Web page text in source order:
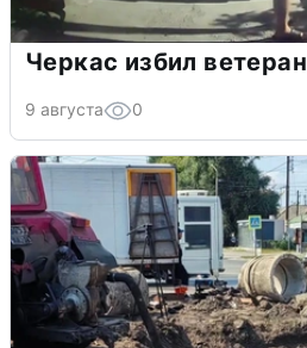
Черкас избил
9 августа 0